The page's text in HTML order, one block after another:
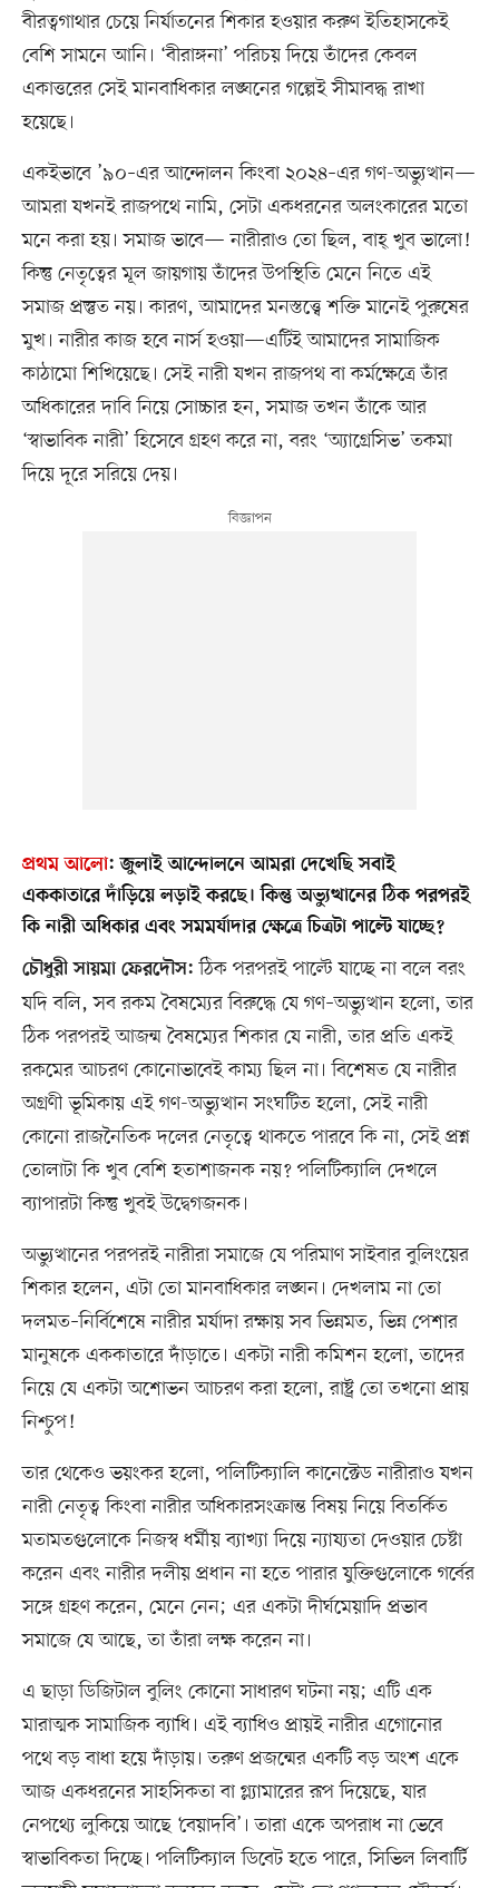
বীরত্বগাথার চেয়ে নির্যাতনের শিকার হওয়ার করুণ ইতিহাসকেই
বেশি সামনে আনি। ‘বীরাঙ্গনা’ পরিচয় দিয়ে তাঁদের কেবল
একাত্তরের সেই মানবাধিকার লঙ্ঘনের গল্পেই সীমাবদ্ধ রাখা
হয়েছে।
একইভাবে ’৯০–এর আন্দোলন কিংবা ২০২৪–এর গণ-অভ্যুত্থান—
আমরা যখনই রাজপথে নামি, সেটা একধরনের অলংকারের মতো
মনে করা হয়। সমাজ ভাবে— নারীরাও তো ছিল, বাহ্ খুব ভালো!
কিন্তু নেতৃত্বের মূল জায়গায় তাঁদের উপস্থিতি মেনে নিতে এই
সমাজ প্রস্তুত নয়। কারণ, আমাদের মনস্তত্ত্বে শক্তি মানেই পুরুষের
মুখ। নারীর কাজ হবে নার্স হওয়া—এটিই আমাদের সামাজিক
কাঠামো শিখিয়েছে। সেই নারী যখন রাজপথ বা কর্মক্ষেত্রে তাঁর
অধিকারের দাবি নিয়ে সোচ্চার হন, সমাজ তখন তাঁকে আর
‘স্বাভাবিক নারী’ হিসেবে গ্রহণ করে না, বরং ‘অ্যাগ্রেসিভ’ তকমা
দিয়ে দূরে সরিয়ে দেয়।
প্রথম আলো:জুলাই আন্দোলনে আমরা দেখেছি সবাই
এককাতারে দাঁড়িয়ে লড়াই করছে। কিন্তু অভ্যুত্থানের ঠিক পরপরই
কি নারী অধিকার এবং সমমর্যাদার ক্ষেত্রে চিত্রটা পাল্টে যাচ্ছে?
চৌধুরী সায়মা ফেরদৌস: ঠিক পরপরই পাল্টে যাচ্ছে না বলে বরং
যদি বলি, সব রকম বৈষম্যের বিরুদ্ধে যে গণ–অভ্যুত্থান হলো, তার
ঠিক পরপরই আজন্ম বৈষম্যের শিকার যে নারী, তার প্রতি একই
রকমের আচরণ কোনোভাবেই কাম্য ছিল না। বিশেষত যে নারীর
অগ্রণী ভূমিকায় এই গণ-অভ্যুত্থান সংঘটিত হলো, সেই নারী
কোনো রাজনৈতিক দলের নেতৃত্বে থাকতে পারবে কি না, সেই প্রশ্ন
তোলাটা কি খুব বেশি হতাশাজনক নয়? পলিটিক্যালি দেখলে
ব্যাপারটা কিন্তু খুবই উদ্বেগজনক।
অভ্যুত্থানের পরপরই নারীরা সমাজে যে পরিমাণ সাইবার বুলিংয়ের
শিকার হলেন, এটা তো মানবাধিকার লঙ্ঘন। দেখলাম না তো
দলমত–নির্বিশেষে নারীর মর্যাদা রক্ষায় সব ভিন্নমত, ভিন্ন পেশার
মানুষকে এককাতারে দাঁড়াতে। একটা নারী কমিশন হলো, তাদের
নিয়ে যে একটা অশোভন আচরণ করা হলো, রাষ্ট্র তো তখনো প্রায়
নিশ্চুপ!
তার থেকেও ভয়ংকর হলো, পলিটিক্যালি কানেক্টেড নারীরাও যখন
নারী নেতৃত্ব কিংবা নারীর অধিকারসংক্রান্ত বিষয় নিয়ে বিতর্কিত
মতামতগুলোকে নিজস্ব ধর্মীয় ব্যাখ্যা দিয়ে ন্যায্যতা দেওয়ার চেষ্টা
করেন এবং নারীর দলীয় প্রধান না হতে পারার যুক্তিগুলোকে গর্বের
সঙ্গে গ্রহণ করেন, মেনে নেন; এর একটা দীর্ঘমেয়াদি প্রভাব
সমাজে যে আছে, তা তাঁরা লক্ষ করেন না।
এ ছাড়া ডিজিটাল বুলিং কোনো সাধারণ ঘটনা নয়; এটি এক
মারাত্মক সামাজিক ব্যাধি। এই ব্যাধিও প্রায়ই নারীর এগোনোর
পথে বড় বাধা হয়ে দাঁড়ায়। তরুণ প্রজন্মের একটি বড় অংশ একে
আজ একধরনের সাহসিকতা বা গ্ল্যামারের রূপ দিয়েছে, যার
নেপথ্যে লুকিয়ে আছে ‘বেয়াদবি’। তারা একে অপরাধ না ভেবে
স্বাভাবিকতা দিচ্ছে। পলিটিক্যাল ডিবেট হতে পারে, সিভিল লিবার্টি